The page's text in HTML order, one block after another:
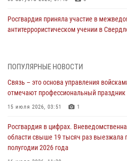
Росгвардия приняла участие в
антитеррористическом учении в
Росгвардия обеспечивает
Представитель Управления Росгвардии
«Телекон»
ПОПУЛЯРНЫЕ НОВОСТИ
Связь – это основа управления
отмечают профессиональный праздник
15 июля 2026, 03:51 1
Росгвардия в цифрах.
области свыше 19 тысяч раз выезжала
полугодии 2026 года